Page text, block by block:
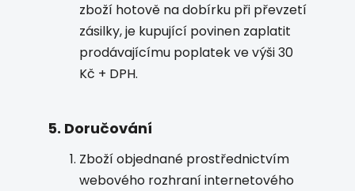
zboží hotově na dobírku při převzetí
zásilky, je kupující povinen zaplatit
prodávajícímu poplatek ve výši 30
Kč + DPH.
5. Doručování
Zboží objednané prostřednictvím
webového rozhraní internetového